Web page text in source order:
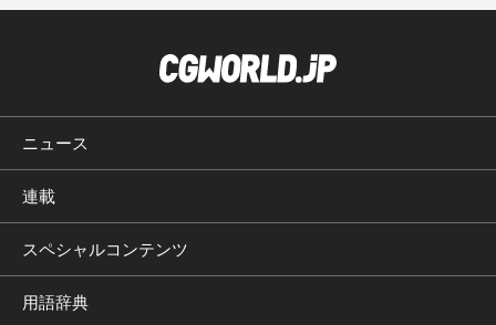
ニュース
連載
スペシャルコンテンツ
用語辞典